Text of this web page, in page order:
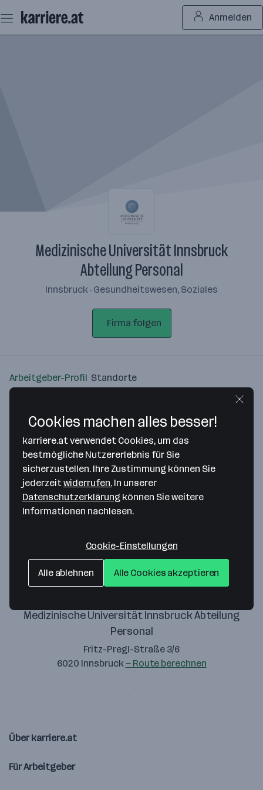
Seiteninhalt
springen
Anmelden
Medizinische Universität Innsbruck
Abteilung Personal
Innsbruck · Gesundheitswesen, Soziales
Firma folgen
Arbeitgeber-Profil Standorte
Bitte stimme unseren Cookie-
Richtlinien zu, um diese Karte
anzuzeigen.
Medizinische Universität Innsbruck Abteilung
Personal
Fritz-Pregl-Straße 3/6
6020 Innsbruck— Route berechnen
Über karriere.at
Für Arbeitgeber
Cookies machen alles besser!
karriere.at verwendet Cookies, um das
bestmögliche Nutzererlebnis für Sie
sicherzustellen. Ihre Zustimmung können Sie
jederzeitwiderrufen. In unserer
Datenschutzerklärung können Sie weitere
Informationen nachlesen.
Cookie-Einstellungen
Alle ablehnen Alle Cookies akzeptieren